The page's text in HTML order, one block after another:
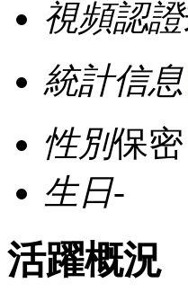
視頻認證
統計信息
性別保密
生日-
活躍概況